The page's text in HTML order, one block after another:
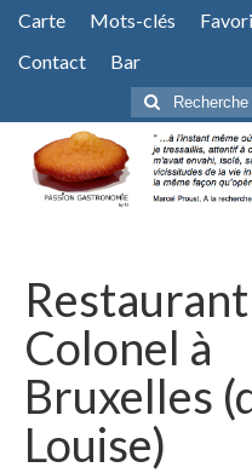
Carte Mots-clés
Contact
Bar
Rechercher
:
Restaurant
Colonel à
Bruxelles
Louise)